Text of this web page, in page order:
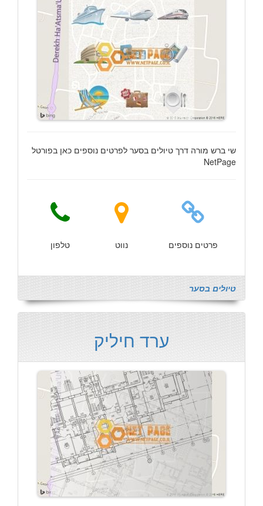
שי ברש מורה דרך טיולים בסער לפרטים נוספים כאן בפורטל
NetPage
פרטים נוספים נווט טלפון
טיולים בסער
ערד חיליק